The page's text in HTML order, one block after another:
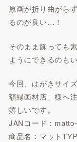
原画が折り曲がら
るのが良い…！
そのまま飾っても
ようにできるのも
今回、はがきサイ
額縁画材店」様へ
嬉しいです。
JANコード：
商品名：マット